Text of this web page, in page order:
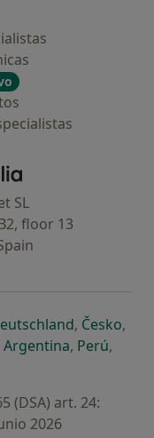
- Página de inicio
SL
floor 13
pestaña
una nueva pestaña
en una nueva
se abre en
, Českose
,
pestaña
nueva pestaña
una nueva pestaña
abre en una nueva
Argentinase abre en
, Perúse
,
(DSA) art. 24:
2026